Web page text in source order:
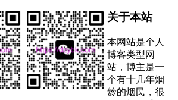
关于本站
本网站是个人
博客类型网
站，博主是一
个有十几年烟
龄的烟民，很